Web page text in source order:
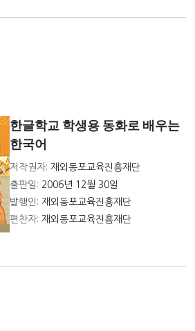
한글학교 학생용 동화로 배우는
한국어
저작권자: 재외동포교육진흥재단
출판일: 2006년 12월 30일
발행인: 재외동포교육진흥재단
편찬자: 재외동포교육진흥재단